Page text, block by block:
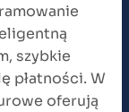
szybkie
płatności. W
oferują